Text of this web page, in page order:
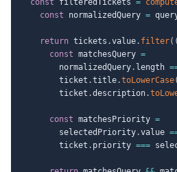
const filteredTickets =
const normalizedQuery =
return tickets .value. filter( (
const matchesQuery =
        normalizedQuery
. length
        ticket
.title.toLowerCase(
        ticket
.description.
const matchesPriority =
        selectedPriority
.value
        ticket
. priority ===